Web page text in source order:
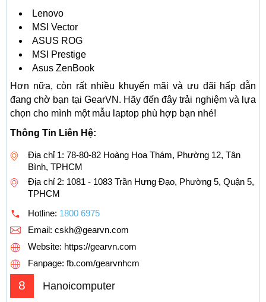
Lenovo
MSI Vector
ASUS ROG
MSI Prestige
Asus ZenBook
Hơn nữa, còn rất nhiều khuyến mãi và ưu đãi hấp dẫn
đang chờ bạn tại GearVN. Hãy đến đây trải nghiệm và lựa
chọn cho mình một mẫu laptop phù hợp bạn nhé!
Thông Tin Liên Hệ:
Địa chỉ 1: 78-80-82 Hoàng Hoa Thám, Phường 12, Tân
Bình, TPHCM
Địa chỉ 2: 1081 - 1083 Trần Hưng Đạo, Phường 5, Quận 5,
TPHCM
Hotline: 1800 6975
Email: cskh@gearvn.com
Website: https://gearvn.com
Fanpage: fb.com/gearvnhcm
8 Hanoicomputer